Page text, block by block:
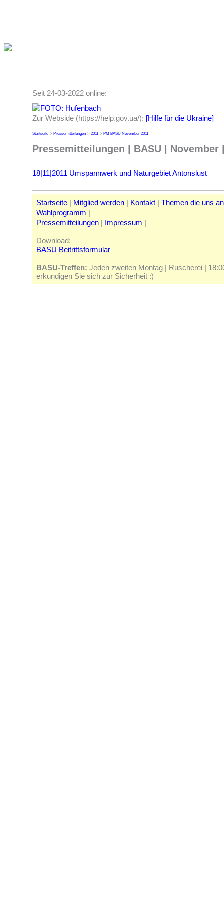
Seit 24-03-2022 online:
Zur Webside (https://help.gov.ua/): [Hilfe für die Ukraine]
Startseite-> Pressemitteilungen-> 2011-> PM BASU November 2011
Pressemitteilungen | BASU | November
18|11|2011 Umspannwerk und Naturgebiet Antonslust
Startseite | Mitglied werden | Kontakt | Themen die uns
Wahlprogramm |
Pressemitteilungen | Impressum |
Download:
BASU Beitrittsformular
BASU-Treffen: Jeden zweiten Montag | Ruscherei |
erkundigen Sie sich zur Sicherheit :)